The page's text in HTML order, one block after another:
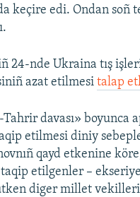
keçire edi. Ondan soñ
24-nde Ukraina tış
azat etilmesitalap
davası» boyunca
etilmesi diniy
qayd etkenine
etilgenler –
diger millet